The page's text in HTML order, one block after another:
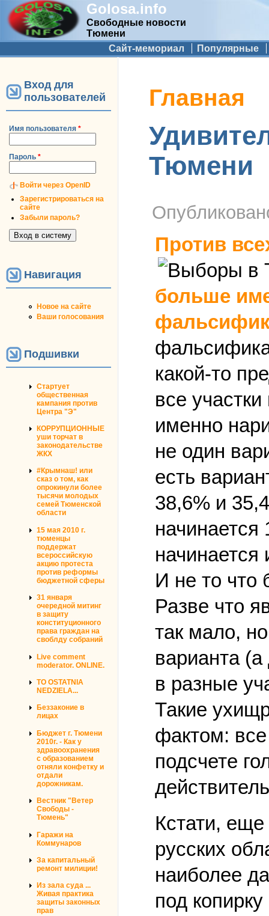
Golosa.info
Свободные новости
Тюмени
Дополнительное меню
Сайт-мемориал Популярные
Вход для
пользователей
Имя пользователя *
Пароль *
Войти через OpenID
Зарегистрироваться на
сайте
Забыли пароль?
Навигация
Новое на сайте
Ваши голосования
Подшивки
Стартует
общественная
кампания против
Центра "Э"
КОРРУПЦИОННЫЕ
уши торчат в
законодательстве
ЖКХ
#Крымнаш! или
сказ о том, как
опрокинули более
тысячи молодых
семей Тюменской
области
15 мая 2010 г.
тюменцы
поддержат
всероссийскую
акцию протеста
против реформы
бюджетной сферы
31 января
очередной митинг
в защиту
конституционного
права граждан на
своблду собраний
Live comment
moderator. ONLINE.
TO OSTATNIA
NEDZIELA...
Беззаконие в
лицах
Бюджет г. Тюмени
2010г. - Как у
здравоохранения
с образованием
отняли конфетку и
отдали
дорожникам.
Вестник "Ветер
Свободы -
Тюмень"
Гаражи на
Коммунаров
За капитальный
ремонт милиции!
Из зала суда ...
Живая практика
защиты законных
прав
Вы здесь
Главная
Тюмени
Против
больше
какой-то
все
именно
не один
есть
38,6% и
И не то что
Разве что
так мало,
варианта
в разные
Такие
фактом:
подсчете
Кстати,
русских
наиболее
под